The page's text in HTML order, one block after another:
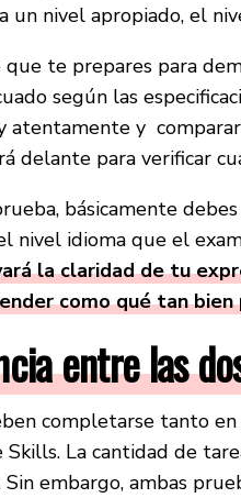
un nivel apropiado, el
te prepares para
según las
atentamente y
delante para verificar
básicamente
nivel idioma que el
la claridad de tu
como qué tan
entre las
completarse tanto
La cantidad de
embargo, ambas